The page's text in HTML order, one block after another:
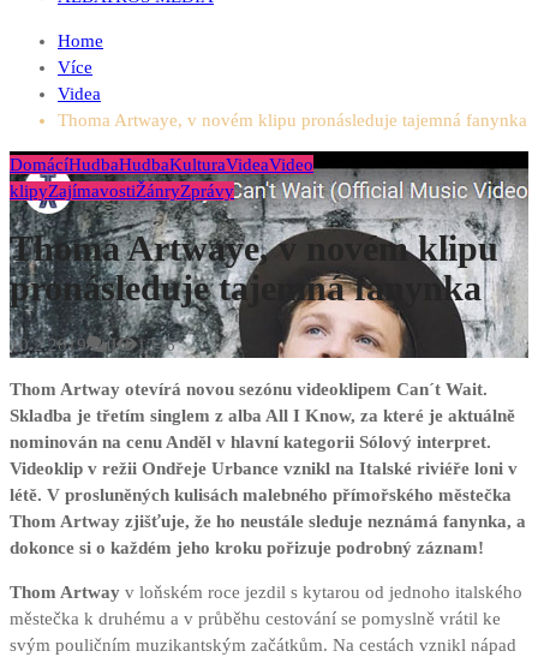
Home
Více
Videa
Thoma Artwaye, v novém klipu pronásleduje tajemná fanynka
DomácíHudbaHudbaKulturaVideaVideo
klipyZajímavostiŽánryZprávy
Thoma Artwaye, v novém klipu
pronásleduje tajemná fanynka
10.2.2019 0 1246
Thom Artway otevírá novou sezónu videoklipem Can´t Wait.
Skladba je třetím singlem z alba All I Know, za které je aktuálně
nominován na cenu Anděl v hlavní kategorii Sólový interpret.
Videoklip v režii Ondřeje Urbance vznikl na Italské riviéře loni v
létě. V prosluněných kulisách malebného přímořského městečka
Thom Artway zjišťuje, že ho neustále sleduje neznámá fanynka, a
dokonce si o každém jeho kroku pořizuje podrobný záznam!
Thom Artway v loňském roce jezdil s kytarou od jednoho italského
městečka k druhému a v průběhu cestování se pomyslně vrátil ke
svým pouličním muzikantským začátkům. Na cestách vznikl nápad